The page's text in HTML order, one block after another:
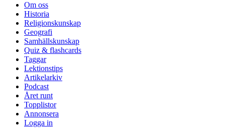
Om oss
Historia
Religionskunskap
Geografi
Samhällskunskap
Quiz & flashcards
Taggar
Lektionstips
Artikelarkiv
Podcast
Året runt
Topplistor
Annonsera
Logga in